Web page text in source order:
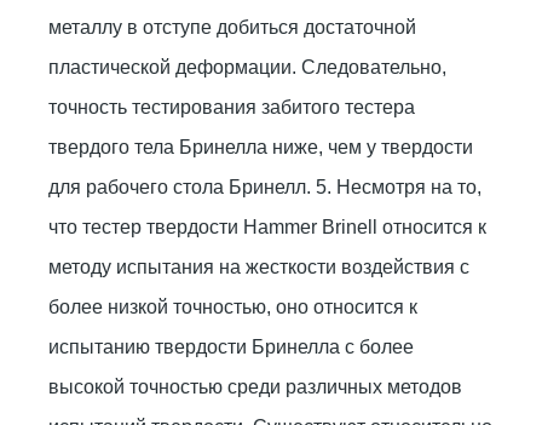
металлу в отступе добиться достаточной
пластической деформации. Следовательно,
точность тестирования забитого тестера
твердого тела Бринелла ниже, чем у твердости
для рабочего стола Бринелл. 5. Несмотря на то,
что тестер твердости Hammer Brinell относится к
методу испытания на жесткости воздействия с
более низкой точностью, оно относится к
испытанию твердости Бринелла с более
высокой точностью среди различных методов